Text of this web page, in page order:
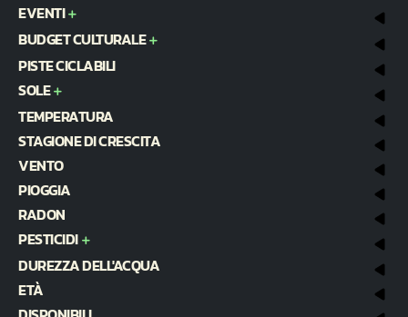
EVENTI
BUDGET CULTURALE
PISTE CICLABILI
SOLE
TEMPERATURA
STAGIONE DI CRESCITA
VENTO
PIOGGIA
RADON
PESTICIDI
DUREZZA DELL'ACQUA
ETÀ